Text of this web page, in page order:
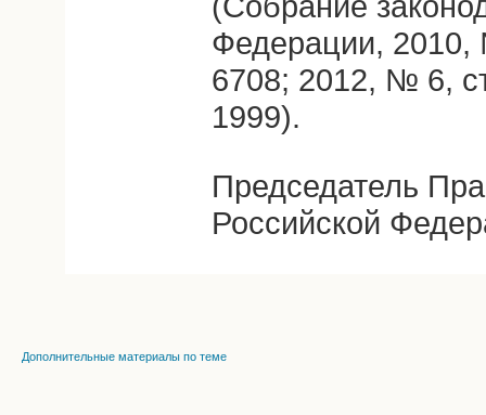
Федерации,
6708; 2012, № 6,
1999).
Председатель
Российской
Дополнительные материалы по теме